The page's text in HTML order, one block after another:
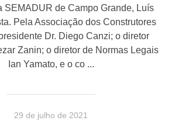
29 de julho de 2021
SEMADUR de Campo Grande, Luís
Pela Associação dos Construtores
Dr. Diego Canzi; o diretor
Zanin; o diretor de Normas Legais
Ian Yamato, e o co ...